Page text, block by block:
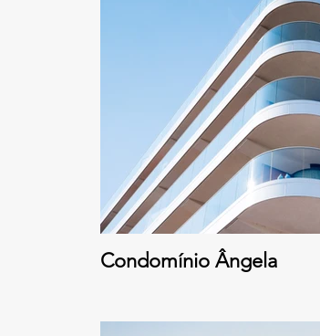
Condomínio Ângela